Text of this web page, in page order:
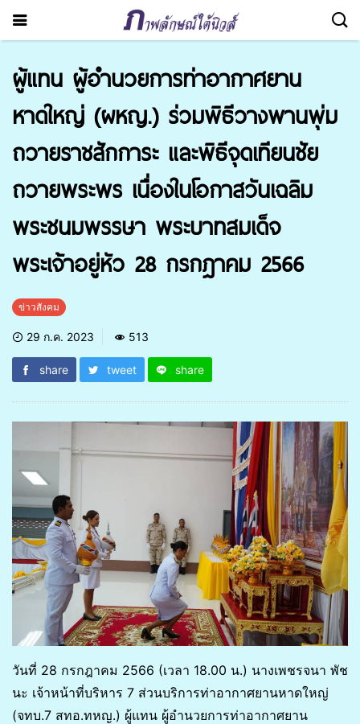
ผู้แทน ผู้อำนวยการท่าอากาศยาน
หาดใหญ่ (ผหญ.) ร่วมพิธีวางพานพุ่ม
ถวายราชสักการะ และพิธีจุดเทียนชัย
ถวายพระพร เนื่องในโอกาสวันเฉลิม
พระชนมพรรษา พระบาทสมเด็จ
พระเจ้าอยู่หัว 28 กรกฎาคม 2566
ข่าวสังคม
29 ก.ค. 2023 513
share tweet share
วันที่ 28 กรกฎาคม 2566 (เวลา 18.00 น.) นางเพชรจนา พัช
นะ เจ้าหน้าที่บริหาร 7 ส่วนบริการท่าอากาศยานหาดใหญ่
(จทบ.7 สทอ.ทหญ.) ผู้แทน ผู้อำนวยการท่าอากาศยาน